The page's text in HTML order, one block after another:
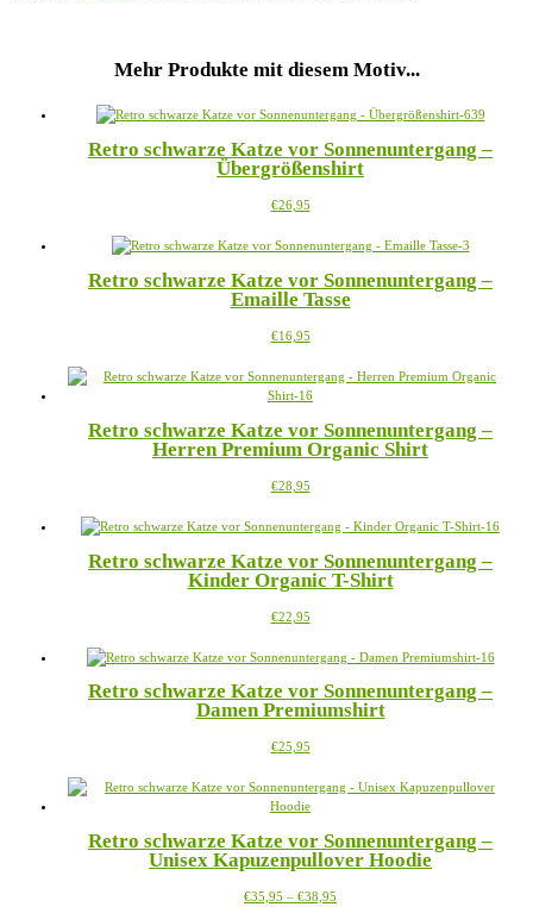
Mehr Produkte mit diesem Motiv...
Retro schwarze Katze vor Sonnenuntergang –
Übergrößenshirt
€26,95Dieses
weist
Varianten
auf.
Optionen
auf
der
gewählt
werden
Retro schwarze Katze vor Sonnenuntergang –
Emaille Tasse
€16,95Dieses
weist
mehrere
auf.
Die
können
der
gewählt
werden
Retro schwarze Katze vor Sonnenuntergang –
Herren Premium Organic Shirt
€28,95Dieses
weist
Varianten
auf.
Optionen
auf
Produktseite
gewählt
Retro schwarze Katze vor Sonnenuntergang –
Kinder Organic T-Shirt
€22,95Dieses
weist
Varianten
auf.
Optionen
auf
der
gewählt
werden
Retro schwarze Katze vor Sonnenuntergang –
Damen Premiumshirt
€25,95Dieses
weist
mehrere
auf.
Die
können
Retro schwarze Katze vor Sonnenuntergang –
Unisex Kapuzenpullover Hoodie
€35,95 – €38,95